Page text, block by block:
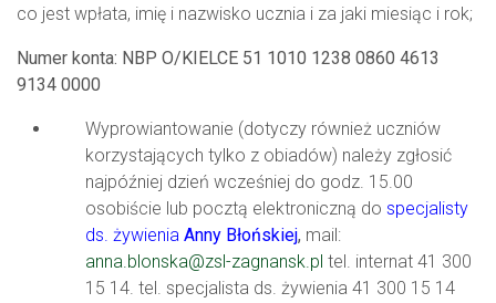
co jest wpłata, imię i nazwisko ucznia i za jaki miesiąc i rok;
Numer konta: NBP O/KIELCE 51 1010 1238 0860 4613
9134 0000
Wyprowiantowanie (dotyczy również uczniów
korzystających tylko z obiadów) należy zgłosić
najpóźniej dzień wcześniej do godz. 15.00
osobiście lub pocztą elektroniczną do specjalisty
ds. żywienia Anny Błońskiej, mail:
anna.blonska@zsl-zagnansk.pl tel. internat 41 300
15 14. tel. specjalista ds. żywienia 41 300 15 14